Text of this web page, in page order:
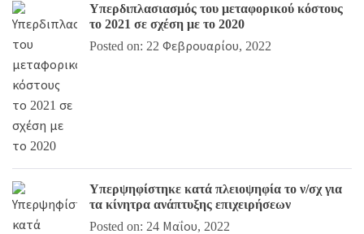
Υπερδιπλασιασμός του μεταφορικού κόστους
το 2021 σε σχέση με το 2020
Posted on: 22 Φεβρουαρίου, 2022
Υπερψηφίστηκε κατά πλειοψηφία το ν/σχ για
τα κίνητρα ανάπτυξης επιχειρήσεων
Posted on: 24 Μαΐου, 2022